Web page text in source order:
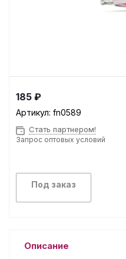
185 ₽
Артикул: fn0589
Стать партнером!
Запрос оптовых условий
Под заказ
Описание